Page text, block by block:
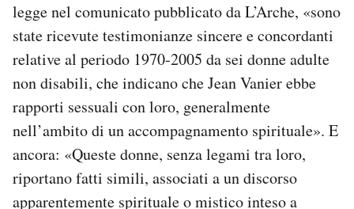
legge nel comunicato pubblicato da L’Arche, «sono
state ricevute testimonianze sincere e concordanti
relative al periodo 1970-2005 da sei donne adulte
non disabili, che indicano che Jean Vanier ebbe
rapporti sessuali con loro, generalmente
nell’ambito di un accompagnamento spirituale». E
ancora: «Queste donne, senza legami tra loro,
riportano fatti simili, associati a un discorso
apparentemente spirituale o mistico inteso a